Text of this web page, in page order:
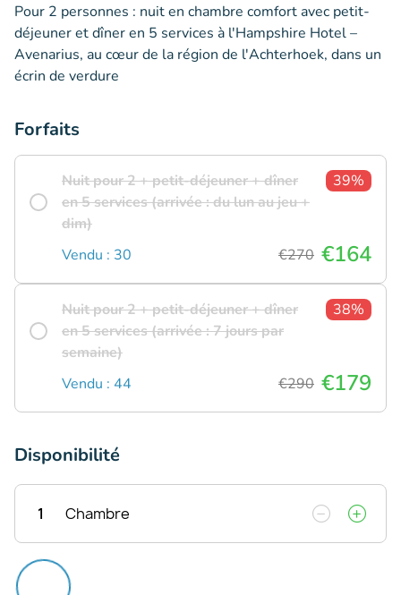
Pour 2 personnes : nuit en chambre comfort avec petit-
déjeuner et dîner en 5 services à l'Hampshire Hotel –
Avenarius, au cœur de la région de l'Achterhoek, dans un
écrin de verdure
Forfaits
Nuit pour 2 + petit-déjeuner + dîner
en 5 services (arrivée : du lun au jeu +
dim)
39%
Vendu : 30 €270 €164
Nuit pour 2 + petit-déjeuner + dîner
en 5 services (arrivée : 7 jours par
semaine)
38%
Vendu : 44 €290 €179
Disponibilité
1 Chambre